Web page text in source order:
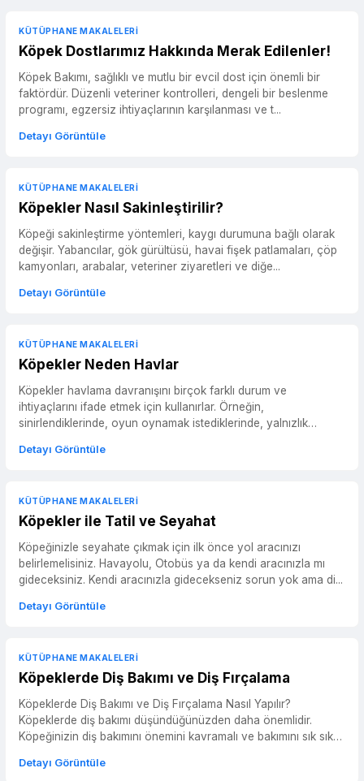
KÜTÜPHANE MAKALELERI
Köpek Dostlarımız Hakkında Merak Edilenler!
Köpek Bakımı, sağlıklı ve mutlu bir evcil dost için önemli bir
faktördür. Düzenli veteriner kontrolleri, dengeli bir beslenme
programı, egzersiz ihtiyaçlarının karşılanması ve t...
Detayı Görüntüle
KÜTÜPHANE MAKALELERI
Köpekler Nasıl Sakinleştirilir?
Köpeği sakinleştirme yöntemleri, kaygı durumuna bağlı olarak
değişir. Yabancılar, gök gürültüsü, havai fişek patlamaları, çöp
kamyonları, arabalar, veteriner ziyaretleri ve diğe...
Detayı Görüntüle
KÜTÜPHANE MAKALELERI
Köpekler Neden Havlar
Köpekler havlama davranışını birçok farklı durum ve
ihtiyaçlarını ifade etmek için kullanırlar. Örneğin,
sinirlendiklerinde, oyun oynamak istediklerinde, yalnızlık
Detayı Görüntüle
KÜTÜPHANE MAKALELERI
Köpekler ile Tatil ve Seyahat
Köpeğinizle seyahate çıkmak için ilk önce yol aracınızı
belirlemelisiniz. Havayolu, Otobüs ya da kendi aracınızla mı
gideceksiniz. Kendi aracınızla gidecekseniz sorun yok ama di...
Detayı Görüntüle
KÜTÜPHANE MAKALELERI
Köpeklerde Diş Bakımı ve Diş Fırçalama
Köpeklerde Diş Bakımı ve Diş Fırçalama Nasıl Yapılır?
Köpeklerde diş bakımı düşündüğünüzden daha önemlidir.
Köpeğinizin diş bakımını önemini kavramalı ve bakımını sık sık
Detayı Görüntüle